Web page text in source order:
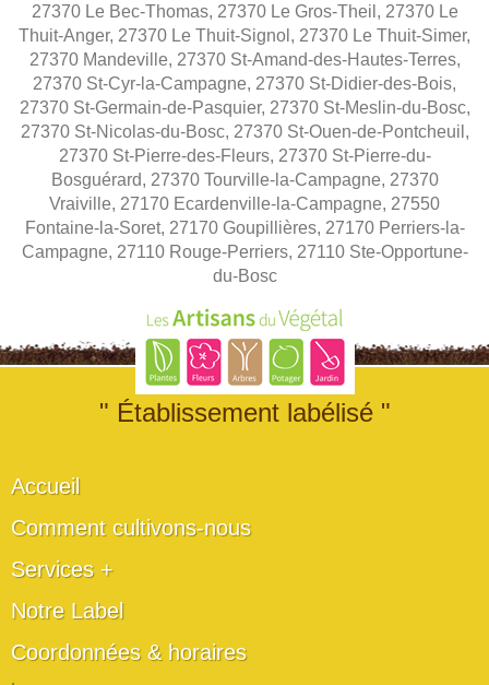
27370 Le Bec-Thomas, 27370 Le Gros-Theil, 27370 Le
Thuit-Anger, 27370 Le Thuit-Signol, 27370 Le Thuit-Simer,
27370 Mandeville, 27370 St-Amand-des-Hautes-Terres,
27370 St-Cyr-la-Campagne, 27370 St-Didier-des-Bois,
27370 St-Germain-de-Pasquier, 27370 St-Meslin-du-Bosc,
27370 St-Nicolas-du-Bosc, 27370 St-Ouen-de-Pontcheuil,
27370 St-Pierre-des-Fleurs, 27370 St-Pierre-du-
Bosguérard, 27370 Tourville-la-Campagne, 27370
Vraiville, 27170 Ecardenville-la-Campagne, 27550
Fontaine-la-Soret, 27170 Goupillières, 27170 Perriers-la-
Campagne, 27110 Rouge-Perriers, 27110 Ste-Opportune-
du-Bosc
" Établissement labélisé "
Accueil
Comment cultivons-nous
Services +
Notre Label
Coordonnées & horaires